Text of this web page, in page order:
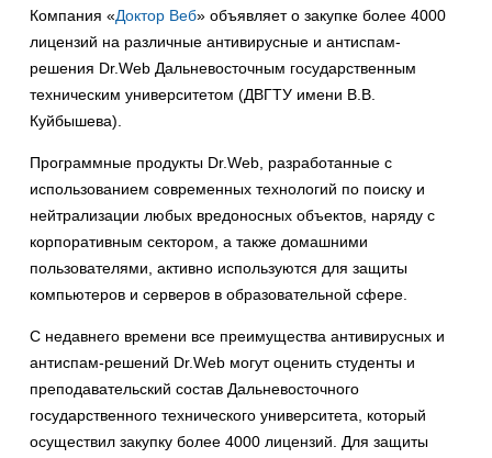
Компания «Доктор Веб» объявляет о закупке более 4000
лицензий на различные антивирусные и антиспам-
решения Dr.Web Дальневосточным государственным
техническим университетом (ДВГТУ имени В.В.
Куйбышева).
Программные продукты Dr.Web, разработанные с
использованием современных технологий по поиску и
нейтрализации любых вредоносных объектов, наряду с
корпоративным сектором, а также домашними
пользователями, активно используются для защиты
компьютеров и серверов в образовательной сфере.
С недавнего времени все преимущества антивирусных и
антиспам-решений Dr.Web могут оценить студенты и
преподавательский состав Дальневосточного
государственного технического университета, который
осуществил закупку более 4000 лицензий. Для защиты